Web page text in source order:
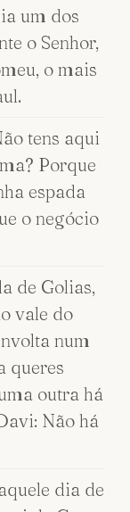
um dos
o Senhor,
o mais
tens aqui
Porque
espada
o negócio
de Golias,
vale do
num
queres
outra há
Não há
dia de